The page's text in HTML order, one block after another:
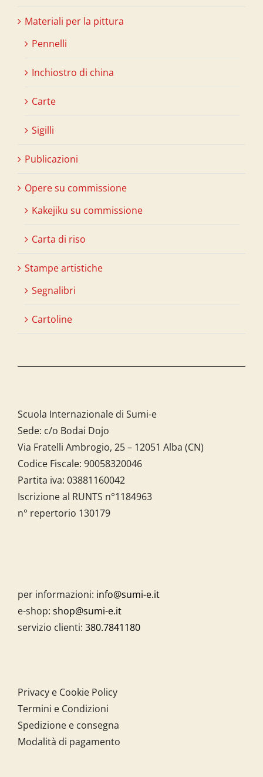
Materiali per la pittura
Pennelli
Inchiostro di china
Carte
Sigilli
Publicazioni
Opere su commissione
Kakejiku su commissione
Carta di riso
Stampe artistiche
Segnalibri
Cartoline
Scuola Internazionale di Sumi-e
Sede: c/o Bodai Dojo
Via Fratelli Ambrogio, 25 – 12051 Alba (CN)
Codice Fiscale: 90058320046
Partita iva: 03881160042
Iscrizione al RUNTS n°1184963
n° repertorio 130179
per informazioni: info@sumi-e.it
e-shop: shop@sumi-e.it
servizio clienti: 380.7841180
Privacy e Cookie Policy
Termini e Condizioni
Spedizione e consegna
Modalità di pagamento